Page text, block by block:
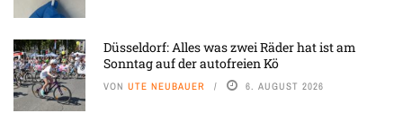
Düsseldorf: Alles was zwei Räder hat ist am
Sonntag auf der autofreien Kö
VON UTE NEUBAUER 6. AUGUST 2026